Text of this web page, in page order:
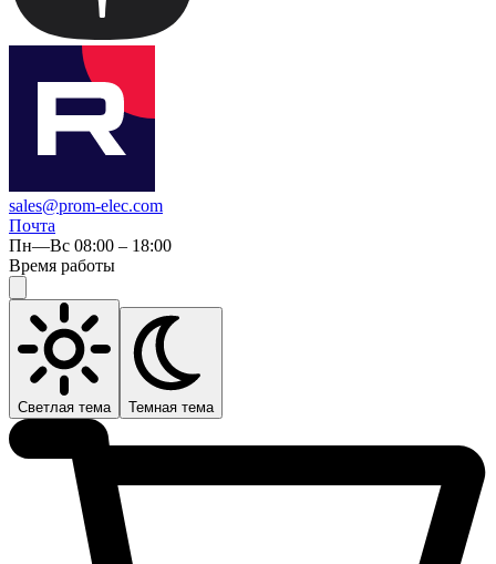
sales@prom-elec.com
Почта
Пн—Вс 08:00 – 18:00
Время работы
Светлая тема Темная тема